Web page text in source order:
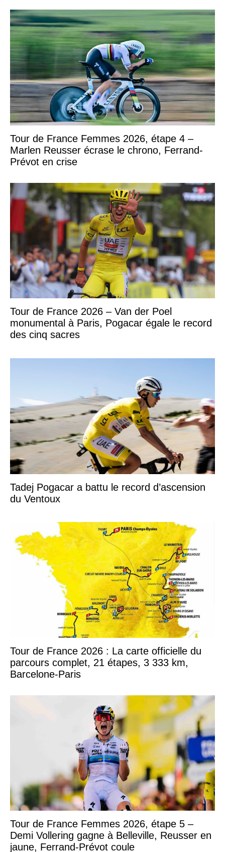
Tour de France Femmes 2026, étape 4 –
Marlen Reusser écrase le chrono, Ferrand-
Prévot en crise
Tour de France 2026 – Van der Poel
monumental à Paris, Pogacar égale le record
des cinq sacres
Tadej Pogacar a battu le record d’ascension
du Ventoux
Tour de France 2026 : La carte officielle du
parcours complet, 21 étapes, 3 333 km,
Barcelone-Paris
Tour de France Femmes 2026, étape 5 –
Demi Vollering gagne à Belleville, Reusser en
jaune, Ferrand-Prévot coule